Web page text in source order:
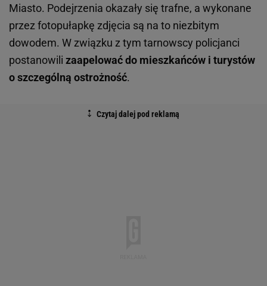
Miasto. Podejrzenia okazały się trafne, a wykonane
przez fotopułapkę zdjęcia są na to niezbitym
dowodem. W związku z tym tarnowscy policjanci
postanowili zaapelować do mieszkańców i turystów
o szczególną ostrożność.